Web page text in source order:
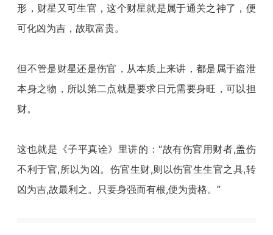
形，财星又可生官，这个财星就是属于通关之神了，便
可化凶为吉，故取富贵。
但不管是财星还是伤官，从本质上来讲，都是属于盗泄
本身之物，所以第二点就是要求日元需要身旺，可以担
财。
这也就是《子平真诠》里讲的：“故有伤官用财者,盖伤
不利于官,所以为凶。伤官生财,则以伤官生生官之具,转
凶为吉,故最利之。只要身强而有根,便为贵格。”